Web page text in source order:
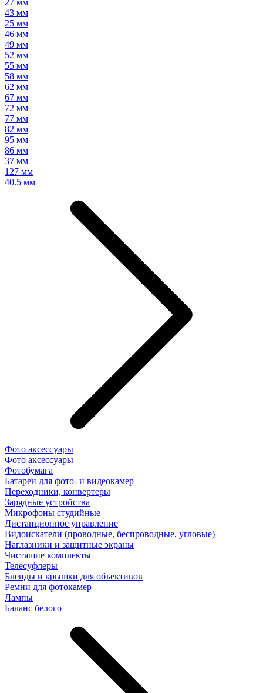
27 мм
43 мм
25 мм
46 мм
49 мм
52 мм
55 мм
58 мм
62 мм
67 мм
72 мм
77 мм
82 мм
95 мм
86 мм
37 мм
127 мм
40.5 мм
Фото аксессуары
Фото аксессуары
Фотобумага
Батареи для фото- и видеокамер
Переходники, конвертеры
Зарядные устройства
Микрофоны студийные
Дистанционное управление
Видоискатели (проводные, беспроводные, угловые)
Наглазники и защитные экраны
Чистящие комплекты
Телесуфлеры
Бленды и крышки для объективов
Ремни для фотокамер
Лампы
Баланс белого